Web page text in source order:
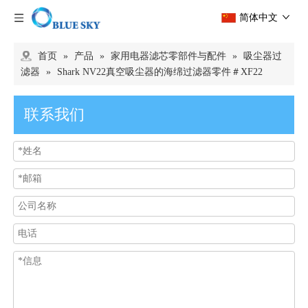
简体中文
首页 » 产品 » 家用电器滤芯零部件与配件 » 吸尘器过
滤器
» Shark NV22真空吸尘器的海绵过滤器零件＃XF22
联系我们